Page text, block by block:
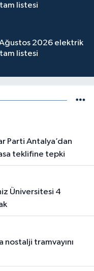
listesi
2026 elektrik
listesi
teklifine tepki